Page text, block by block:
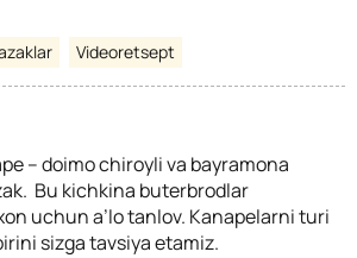
Videoretsept
– doimo chiroyli va bayramona
Bu kichkina buterbrodlar
uchun a’lo tanlov. Kanapelarni turi
sizga tavsiya etamiz.